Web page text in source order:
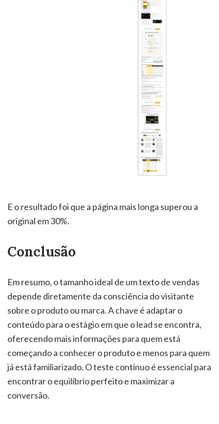
E o resultado foi que a página mais longa superou a
original em 30%.
Conclusão
Em resumo, o tamanho ideal de um texto de vendas
depende diretamente da consciência do visitante
sobre o produto ou marca. A chave é adaptar o
conteúdo para o estágio em que o lead se encontra,
oferecendo mais informações para quem está
começando a conhecer o produto e menos para quem
já está familiarizado. O teste contínuo é essencial para
encontrar o equilíbrio perfeito e maximizar a
conversão.